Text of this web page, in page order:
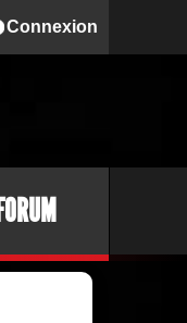
Connexion
FORUM